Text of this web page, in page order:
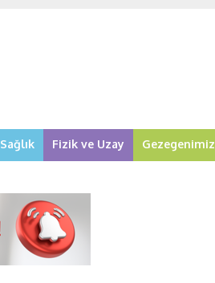
Sağlık Fizik ve Uzay Gezegenimiz